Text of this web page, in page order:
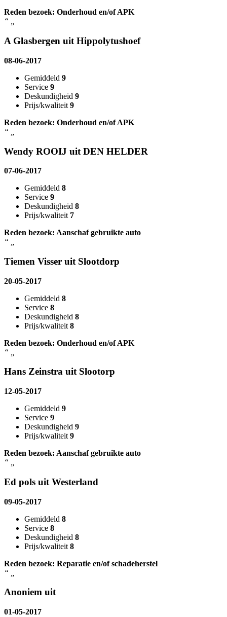
Reden bezoek: Onderhoud en/of APK
“ „
A Glasbergen uit Hippolytushoef
08-06-2017
Gemiddeld 9
Service 9
Deskundigheid 9
Prijs/kwaliteit 9
Reden bezoek: Onderhoud en/of APK
“
Wendy ROOIJ uit DEN HELDER
07-06-2017
Gemiddeld 8
Service 9
Deskundigheid 8
Prijs/kwaliteit 7
Reden bezoek: Aanschaf gebruikte auto
“
Tiemen Visser uit Slootdorp
20-05-2017
Gemiddeld 8
Service 8
Deskundigheid 8
Prijs/kwaliteit 8
Reden bezoek: Onderhoud en/of APK
“
Hans Zeinstra uit Slootorp
12-05-2017
Gemiddeld 9
Service 9
Deskundigheid 9
Prijs/kwaliteit 9
Reden bezoek: Aanschaf gebruikte auto
“
Ed pols uit Westerland
09-05-2017
Gemiddeld 8
Service 8
Deskundigheid 8
Prijs/kwaliteit 8
Reden bezoek: Reparatie en/of schadeherstel
“
Anoniem uit
01-05-2017